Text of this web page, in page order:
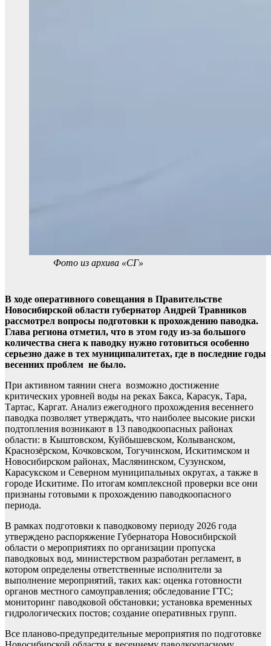
Фото из архива «СГ»
В ходе оперативного совещания в Правительстве
Новосибирской области губернатор Андрей Травников
рассмотрел вопросы подготовки к прохождению паводка.
Глава региона отметил, что в этом году из-за большого
количества снега к паводку нужно готовиться особенно
серьезно даже в тех муниципалитетах, где в последние годы
весенних проблем не было.
При активном таянии снега возможно достижение
критических уровней воды на реках Бакса, Карасук, Тара,
Тартас, Каргат. Анализ ежегодного прохождения весеннего
паводка позволяет утверждать, что наиболее высокие риски
подтопления возникают в 13 паводкоопасных районах
области: в Кыштовском, Куйбышевском, Колыванском,
Краснозёрском, Кочковском, Тогучинском, Искитимском и
Новосибирском районах, Маслянинском, Сузунском,
Карасукском и Северном муниципальных округах, а также в
городе Искитиме. По итогам комплексной проверки все они
признаны готовыми к прохождению паводкоопасного
периода.
В рамках подготовки к паводковому периоду 2026 года
утверждено распоряжение Губернатора Новосибирской
области о мероприятиях по организации пропуска
паводковых вод, министерством разработан регламент, в
котором определены ответственные исполнители за
выполнение мероприятий, таких как: оценка готовности
органов местного самоуправления; обследование ГТС;
мониторинг паводковой обстановки; установка временных
гидрологических постов; создание оперативных групп.
Все планово-предупредительные мероприятия по подготовке